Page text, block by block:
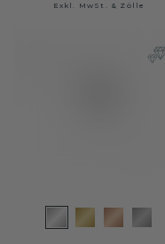
Exkl. MwSt. & Zölle